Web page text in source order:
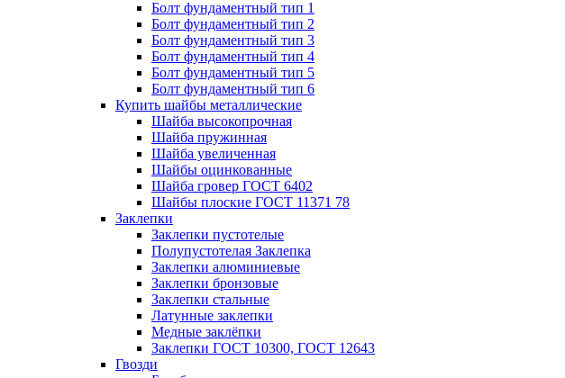
Болт фундаментный тип 1
Болт фундаментный тип 2
Болт фундаментный тип 3
Болт фундаментный тип 4
Болт фундаментный тип 5
Болт фундаментный тип 6
Купить шайбы металлические
Шайба высокопрочная
Шайба пружинная
Шайба увеличенная
Шайбы оцинкованные
Шайба гровер ГОСТ 6402
Шайбы плоские ГОСТ 11371 78
Заклепки
Заклепки пустотелые
Полупустотелая Заклепка
Заклепки алюминиевые
Заклепки бронзовые
Заклепки стальные
Латунные заклепки
Медные заклёпки
Заклепки ГОСТ 10300, ГОСТ 12643
Гвозди